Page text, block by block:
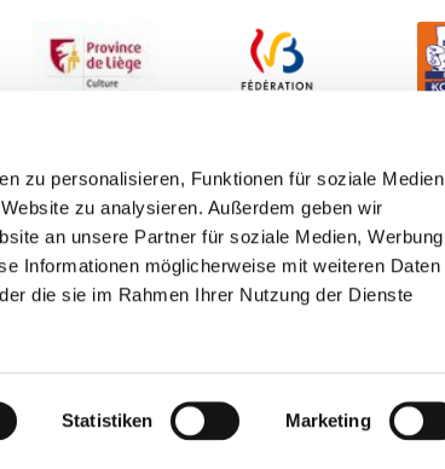
zu personalisieren, Funktionen für soziale Medien
zu analysieren. Außerdem geben wir
an unsere Partner für soziale Medien, Werbung
Informationen möglicherweise mit weiteren Daten
die sie im Rahmen Ihrer Nutzung der Dienste
Statistiken Marketing
Webwork byPixelbar&Pavonet